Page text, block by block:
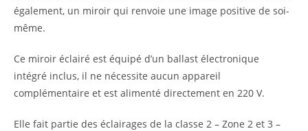
également, un miroir qui renvoie une image positive de soi-
même.
Ce miroir éclairé est équipé d’un ballast électronique
intégré inclus, il ne nécessite aucun appareil
complémentaire et est alimenté directement en 220 V.
Elle fait partie des éclairages de la classe 2 – Zone 2 et 3 –